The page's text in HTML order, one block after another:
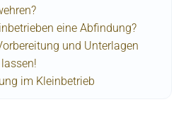
eine Abfindung?
und Unterlagen
im Kleinbetrieb